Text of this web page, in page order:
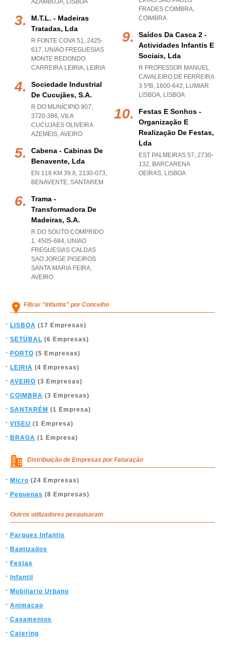
AZAMBUJA, LISBOA
M.t.l. - Madeiras
Tratadas, Lda
R FONTE COVA 51, 2425-
617, UNIAO FREGUESIAS
MONTE REDONDO
CARREIRA LEIRIA, LEIRIA
Sociedade Industrial
De Cucujães, S.a.
R DO MUNÍCIPIO 907,
3720-386, VILA
CUCUJAES OLIVEIRA
AZEMEIS, AVEIRO
Cabena - Cabinas De
Benavente, Lda
EN 118 KM 39.8, 2130-073,
BENAVENTE, SANTAREM
Trama -
Transformadora De
Madeiras, S.a.
R DO SOUTO COMPRIDO
1, 4505-684, UNIAO
FREGUESIAS CALDAS
SAO JORGE PIGEIROS
SANTA MARIA FEIRA,
AVEIRO
FRADES COIMBRA,
COIMBRA
Saídos Da Casca 2 -
Actividades Infantis E
Sociais, Lda
R PROFESSOR MANUEL
CAVALEIRO DE FERREIRA
3 5ºB, 1600-642, LUMIAR
LISBOA, LISBOA
Festas E Sonhos -
Organização E
Realização De Festas,
Lda
EST PALMEIRAS 57, 2730-
132, BARCARENA
OEIRAS, LISBOA
Filtrar "Infantis" por Concelho
LISBOA (17 Empresas)
SETÚBAL (6 Empresas)
PORTO (5 Empresas)
LEIRIA (4 Empresas)
AVEIRO (3 Empresas)
COIMBRA (3 Empresas)
SANTARÉM (1 Empresa)
VISEU (1 Empresa)
BRAGA (1 Empresa)
Distribuição de Empresas por Faturação
Micro (24 Empresas)
Pequenas (8 Empresas)
Outros utilizadores pesquisaram
Parques Infantis
Baptizados
Festas
Infantil
Mobiliario Urbano
Animacao
Casamentos
Catering